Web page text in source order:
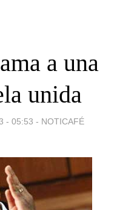
a una
unida
- 05:53 - NOTICAFÉ